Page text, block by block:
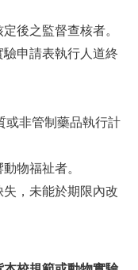
後之監督查核者。
申請表執行人道終
或非管制藥品執行計
物福祉者。
，未能於期限內改